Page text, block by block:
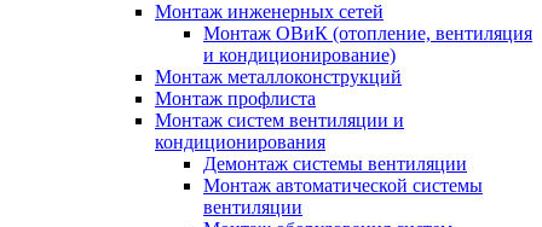
Монтаж инженерных сетей
Монтаж ОВиК (отопление, вентиляция
и кондиционирование)
Монтаж металлоконструкций
Монтаж профлиста
Монтаж систем вентиляции и
кондиционирования
Демонтаж системы вентиляции
Монтаж автоматической системы
вентиляции